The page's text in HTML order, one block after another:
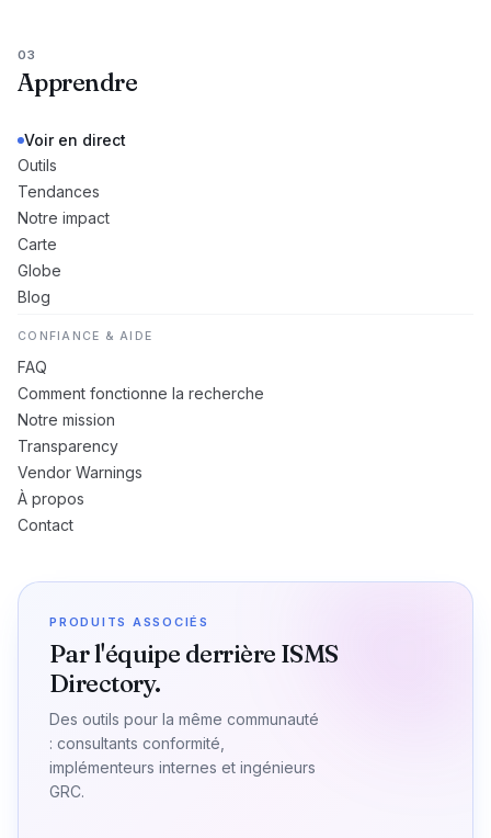
03
Apprendre
Voir en direct
Outils
Tendances
Notre impact
Carte
Globe
Blog
CONFIANCE & AIDE
FAQ
Comment fonctionne la recherche
Notre mission
Transparency
Vendor Warnings
À propos
Contact
PRODUITS ASSOCIÉS
Par l'équipe derrière ISMS
Directory.
Des outils pour la même communauté
: consultants conformité,
implémenteurs internes et ingénieurs
GRC.